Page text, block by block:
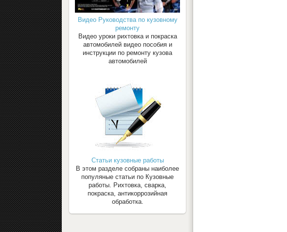
Видео Руководства по кузовному
ремонту
Видео уроки рихтовка и покраска
автомобилей видео пособия и
инструкции по ремонту кузова
автомобилей
Статьи кузовные работы
В этом разделе собраны наиболее
популяные статьи по Кузовные
работы. Рихтовка, сварка,
покраска, антикоррозийная
обработка.